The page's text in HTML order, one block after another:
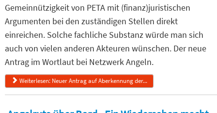
Gemeinnützigkeit von PETA mit (finanz)juristischen
Argumenten bei den zuständigen Stellen direkt
einreichen. Solche fachliche Substanz würde man sich
auch von vielen anderen Akteuren wünschen. Der neue
Antrag im Wortlaut bei Netzwerk Angeln.
Weiterlesen: Neuer Antrag auf Aberkennung der...